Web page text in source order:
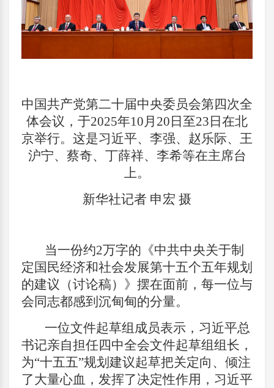
中国共产党第二十届中央委员会第四次全
体会议，于2025年10月20日至23日在北
京举行。这是习近平、李强、赵乐际、王
沪宁、蔡奇、丁薛祥、李希等在主席台
上。
新华社记者 申宏 摄
当一份约2万字的《中共中央关于制
定国民经济和社会发展第十五个五年规划
的建议（讨论稿）》摆在面前，每一位与
会同志都感到沉甸甸的分量。
一位文件起草组成员表示，习近平总
书记亲自担任四中全会文件起草组组长，
为“十五五”规划建议起草把关定向、倾注
了大量心血，发挥了决定性作用，习近平